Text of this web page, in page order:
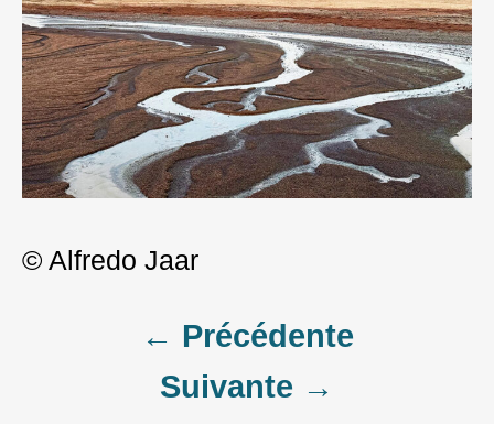
© Alfredo Jaar
navigation
← Précédente
Suivante →